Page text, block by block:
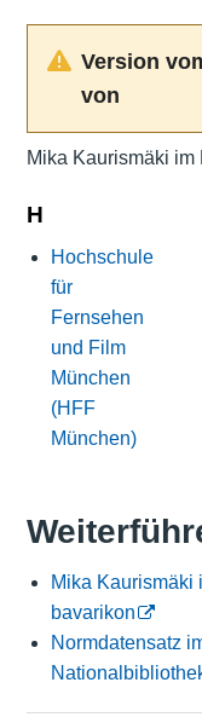
Version
von
Mika Kaurismäki
H
Hochschule
für
Fernsehen
und Film
München
(HFF
München)
Mika Kaurismäki
bavarikon
Normdatensatz